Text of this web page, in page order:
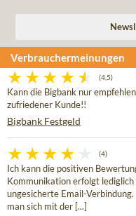
Verbrauchermeinungen
(4,5)
Kann die Bigbank nur
zufriedener Kunde!!
Bigbank Festgeld
(4)
Ich kann die positiven
Kommunikation erfolgt
ungesicherte Email-
man sich mit der [...]